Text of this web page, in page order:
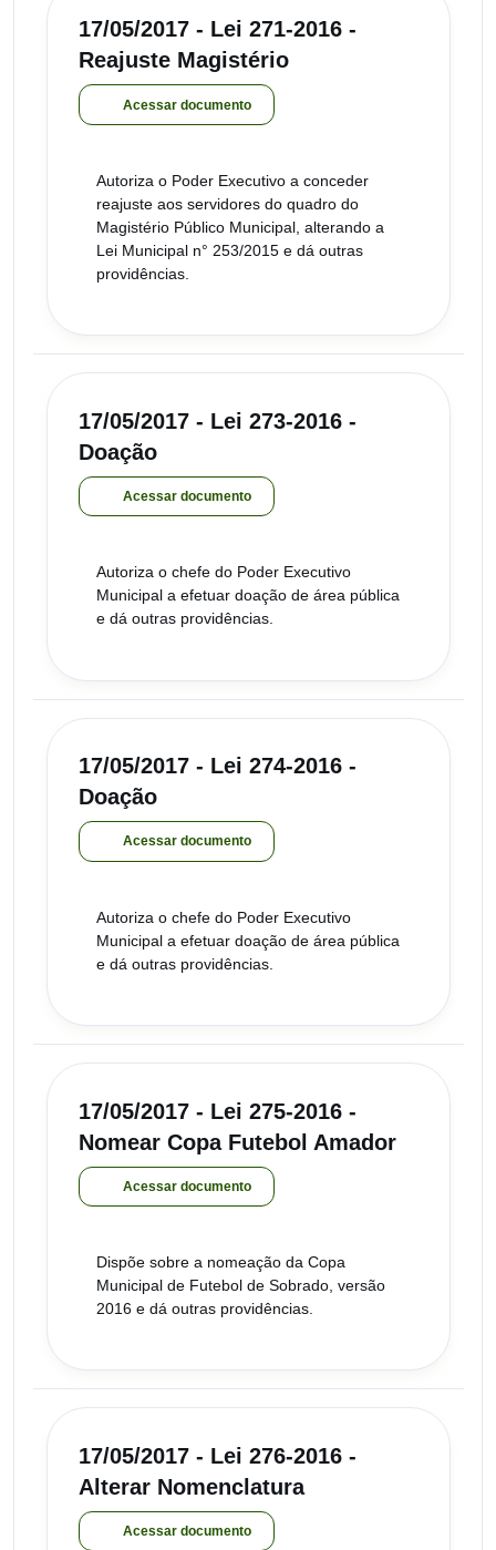
17/05/2017 - Lei 271-2016 -
Reajuste Magistério
Acessar documento
Autoriza o Poder Executivo a conceder
reajuste aos servidores do quadro do
Magistério Público Municipal, alterando a
Lei Municipal n° 253/2015 e dá outras
providências.
17/05/2017 - Lei 273-2016 -
Doação
Acessar documento
Autoriza o chefe do Poder Executivo
Municipal a efetuar doação de área pública
e dá outras providências.
17/05/2017 - Lei 274-2016 -
Doação
Acessar documento
Autoriza o chefe do Poder Executivo
Municipal a efetuar doação de área pública
e dá outras providências.
17/05/2017 - Lei 275-2016 -
Nomear Copa Futebol Amador
Acessar documento
Dispõe sobre a nomeação da Copa
Municipal de Futebol de Sobrado, versão
2016 e dá outras providências.
17/05/2017 - Lei 276-2016 -
Alterar Nomenclatura
Acessar documento